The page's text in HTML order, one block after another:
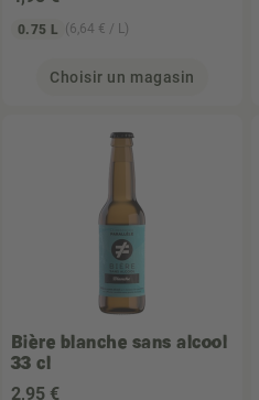
0.75 L (6,64 € / L)
Choisir un magasin
Bière blanche sans alcool
33 cl
2,95 €